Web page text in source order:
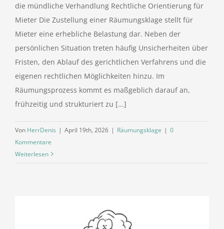
die mündliche Verhandlung Rechtliche Orientierung für
Mieter Die Zustellung einer Räumungsklage stellt für
Mieter eine erhebliche Belastung dar. Neben der
persönlichen Situation treten häufig Unsicherheiten über
Fristen, den Ablauf des gerichtlichen Verfahrens und die
eigenen rechtlichen Möglichkeiten hinzu. Im
Räumungsprozess kommt es maßgeblich darauf an,
frühzeitig und strukturiert zu [...]
Von HerrDenis | April 19th, 2026 | Räumungsklage | 0
Kommentare
Weiterlesen